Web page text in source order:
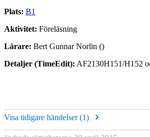
Plats: B1
Aktivitet: Föreläsning
Lärare: Bert Gunnar Norlin ()
Detaljer (TimeEdit): AF2130H151/H152
Visa tidigare händelser (1)